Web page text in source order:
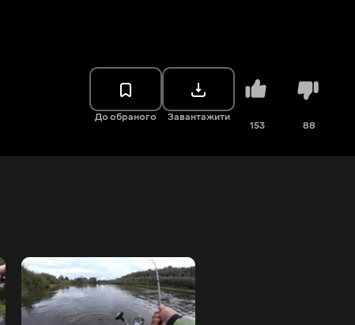
До обраного Завантажити
153 88